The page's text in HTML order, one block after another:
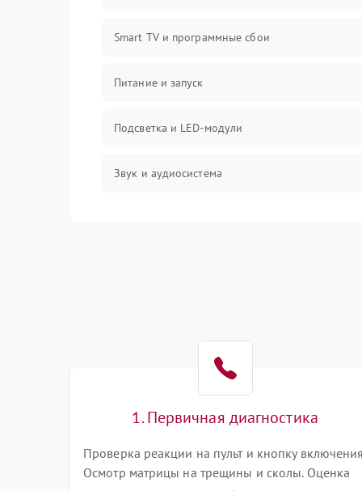
Smart TV и программные сбои
Питание и запуск
Подсветка и LED-модули
Звук и аудиосистема
Программное обеспечение
Корпус и механика
1. Первичная диагностика
Проверка реакции на пульт и кнопку
Осмотр матрицы на трещины и сколы. Оценка